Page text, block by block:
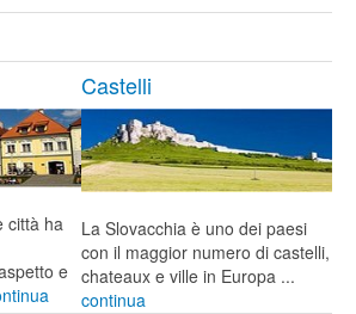
città ha
e
Castelli
La Slovacchia è uno dei paesi
con il maggior numero di castelli,
chateaux e ville in Europa ...
continua